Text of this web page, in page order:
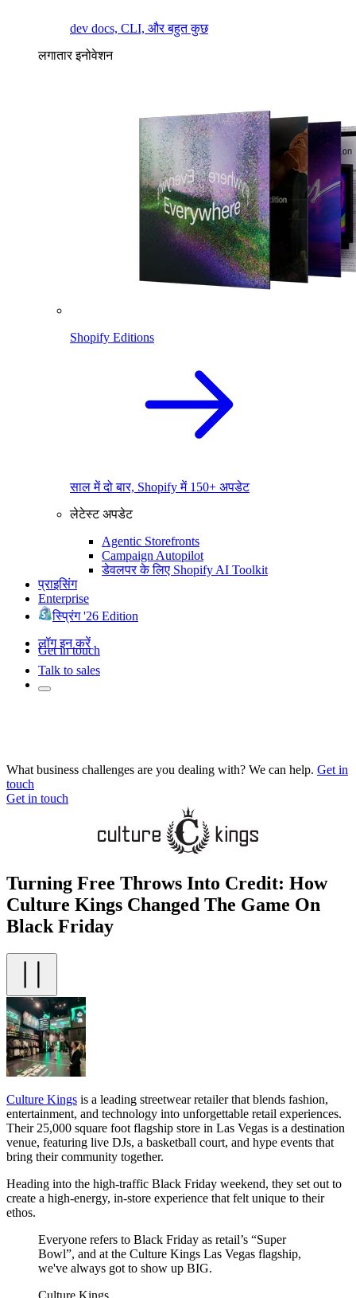
dev docs, CLI, और बहुत कुछ
लगातार इनोवेशन
Shopify Editions
साल में दो बार, Shopify में 150+ अपडेट
लेटेस्ट अपडेट
Agentic Storefronts
Campaign Autopilot
डेवलपर के लिए Shopify AI Toolkit
प्राइसिंग
Enterprise
स्प्रिंग '26 Edition
लॉग इन करें
Get in touch
Talk to sales
What business challenges are you dealing with? We can help. Get in
touch
Get in touch
Turning Free Throws Into Credit: How
Culture Kings Changed The Game On
Black Friday
Culture Kings is a leading streetwear retailer that blends fashion,
entertainment, and technology into unforgettable retail experiences.
Their 25,000 square foot flagship store in Las Vegas is a destination
venue, featuring live DJs, a basketball court, and hype events that
bring their community together.
Heading into the high-traffic Black Friday weekend, they set out to
create a high-energy, in-store experience that felt unique to their
ethos.
Everyone refers to Black Friday as retail’s “Super
Bowl”, and at the Culture Kings Las Vegas flagship,
we've always got to show up BIG.
Culture Kings